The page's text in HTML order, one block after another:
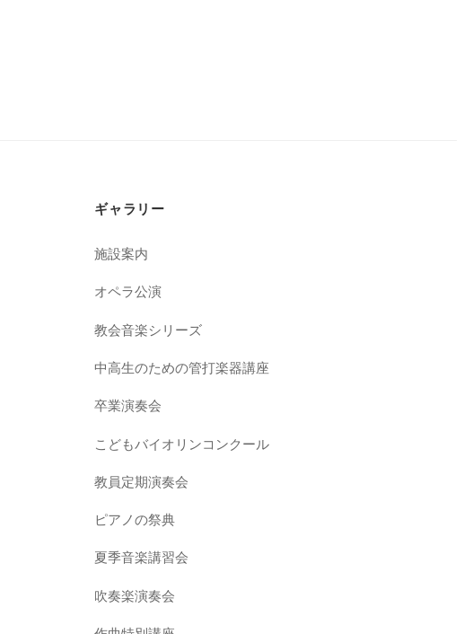
ギャラリー
施設案内
オペラ公演
教会音楽シリーズ
中高生のための管打楽器講座
卒業演奏会
こどもバイオリンコンクール
教員定期演奏会
ピアノの祭典
夏季音楽講習会
吹奏楽演奏会